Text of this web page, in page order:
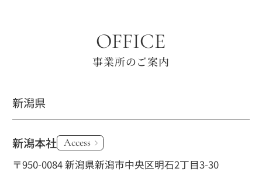
OFFICE
事業所のご案内
新潟県
新潟本社 Access
〒950-0084 新潟県新潟市中央区明石2丁目3-30